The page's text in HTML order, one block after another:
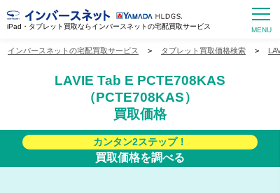
iPad・タブレット買取ならインバースネットの宅配買取サービス
インバースネットの宅配買取サービス > タブレット買取価格検索 >
LAVIE Tab E PCTE708KAS
（PCTE708KAS）
買取価格
カンタン2ステップ！
買取価格を調べる